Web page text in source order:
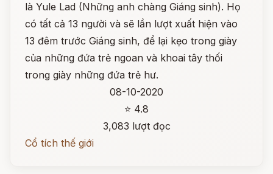
là Yule Lad (Những anh chàng Giáng sinh). Họ
có tất cả 13 người và sẽ lần lượt xuất hiện vào
13 đêm trước Giáng sinh, để lại kẹo trong giày
của những đứa trẻ ngoan và khoai tây thối
trong giày những đứa trẻ hư.
08-10-2020
⭐ 4.8
3,083 lượt đọc
Cổ tích thế giới